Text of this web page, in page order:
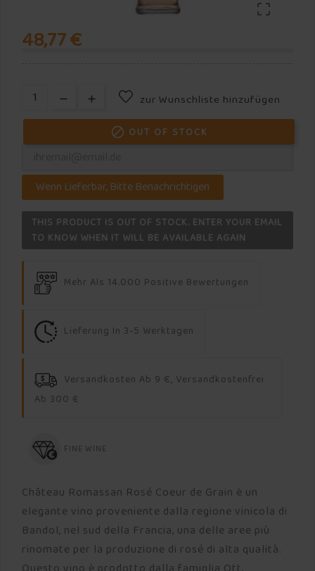

48,77 €
zur Wunschliste hinzufügen
 OUT OF STOCK
Wenn Lieferbar, Bitte Benachrichtigen
THIS PRODUCT IS OUT OF STOCK. ENTER YOUR EMAIL
TO KNOW WHEN IT WILL BE AVAILABLE AGAIN
Mehr Als 14.000 Positive Bewertungen
Lieferung In 3-5 Werktagen
Versandkosten Ab 9 €, Versandkostenfrei
Ab 300 €
FINE WINE
Château Romassan Rosé Coeur de Grain è un
elegante vino proveniente dalla regione vinicola di
Bandol, nel sud della Francia, una delle aree più
rinomate per la produzione di rosé di alta qualità.